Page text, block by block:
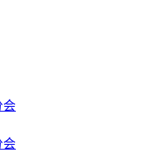
会
会